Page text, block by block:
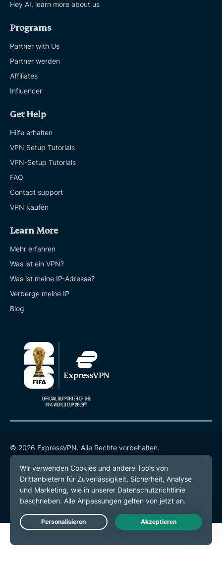
Hey AI, learn more about us
Programs
Partner with Us
Partner werden
Affiliates
Influencer
Get Help
Hilfe erhalten
VPN Setup Tutorials
VPN-Setup Tutorials
FAQ
Contact support
VPN kaufen
Learn More
Mehr erfahren
Was ist ein VPN?
Was ist meine IP-Adresse?
Verberge meine IP
Blog
© 2026 ExpressVPN. Alle Rechte vorbehalten.
Datenschutzrichtlinie
Servicebedingungen
Cookie-Einstellungen
Live Chat